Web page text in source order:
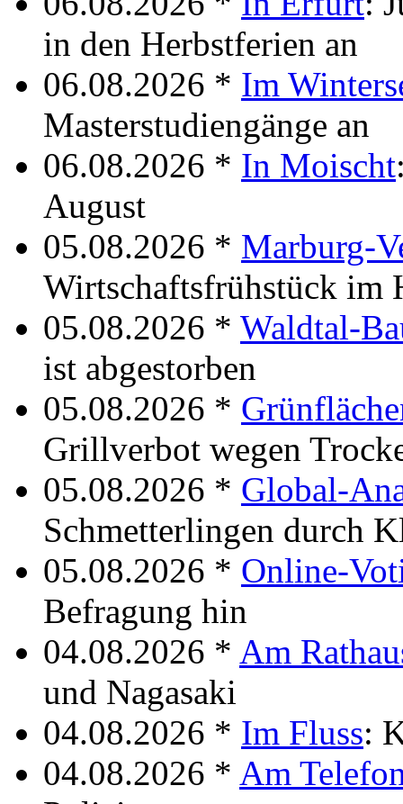
in den Herbstferien an
06.08.2026 * Im
Masterstudiengänge an
06.08.2026 * In Moischt
August
05.08.2026 * Marburg-
Wirtschaftsfrühstück im
05.08.2026 * Waldtal-
ist abgestorben
05.08.2026 *
Grillverbot wegen
05.08.2026 * Global-
Schmetterlingen durch
05.08.2026 * Online-
Befragung hin
04.08.2026 * Am
und Nagasaki
04.08.2026 * Im Fluss:
04.08.2026 * Am